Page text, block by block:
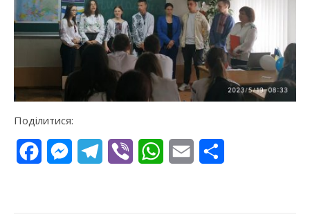
Поділитися:
FacebookMessengerTelegram
Viber WhatsApp
Email